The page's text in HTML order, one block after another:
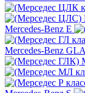
Mercedes-Benz E
Mercedes-Benz GLA